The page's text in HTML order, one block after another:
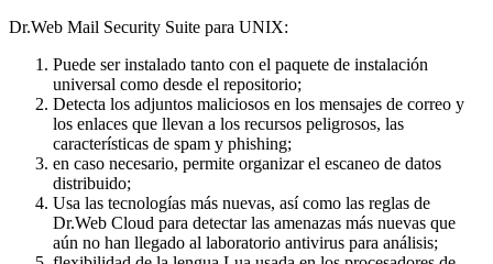
Dr.Web Mail Security Suite para UNIX:
Puede ser instalado tanto con el paquete de instalación
universal como desde el repositorio;
Detecta los adjuntos maliciosos en los mensajes de correo y
los enlaces que llevan a los recursos peligrosos, las
características de spam y phishing;
en caso necesario, permite organizar el escaneo de datos
distribuido;
Usa las tecnologías más nuevas, así como las reglas de
Dr.Web Cloud para detectar las amenazas más nuevas que
aún no han llegado al laboratorio antivirus para análisis;